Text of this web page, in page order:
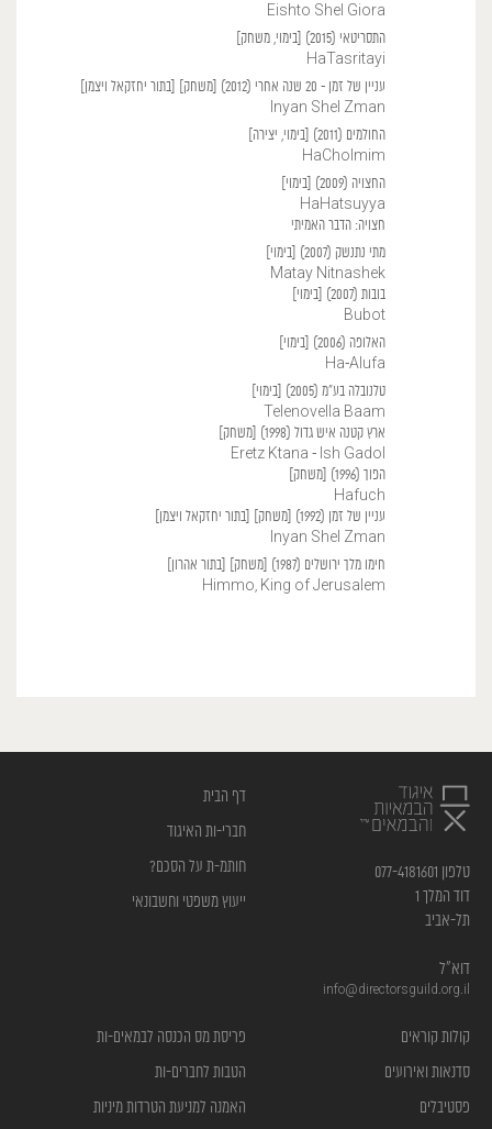
Eishto Shel Giora
התסריטאי (2015) [בימוי, משחק]
HaTasritayi
עניין של זמן - 20 שנה אחרי (2012) [משחק] [בתור יחזקאל ויצמן]
Inyan Shel Zman
החולמים (2011) [בימוי, יצירה]
HaCholmim
החצויה (2009) [בימוי]
HaHatsuyya
חצויה: הדבר האמיתי
מתי נתנשק (2007) [בימוי]
Matay Nitnashek
בובות (2007) [בימוי]
Bubot
האלופה (2006) [בימוי]
Ha-Alufa
טלנובלה בע"מ (2005) [בימוי]
Telenovella Baam
ארץ קטנה איש גדול (1998) [משחק]
Eretz Ktana - Ish Gadol
הפוך (1996) [משחק]
Hafuch
עניין של זמן (1992) [משחק] [בתור יחזקאל ויצמן]
Inyan Shel Zman
חימו מלך ירושלים (1987) [משחק] [בתור אהרון]
Himmo, King of Jerusalem
טלפון 077-4181601
דוד המלך 1
תל-אביב
דוא”ל
info@directorsguild.org.il
דף הבית
חברי-ות האיגוד
חותמ-ת על הסכם?
ייעוץ משפטי וחשבונאי
קולות קוראים
סדנאות ואירועים
פסטיבלים
פריסת מס הכנסה לבמאים-ות
הטבות לחברים-ות
האמנה למניעת הטרדות מיניות